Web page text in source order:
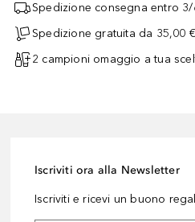
Spedizione consegna entro
Spedizione gratuita da 35,00 €
2 campioni omaggio a tua
Iscriviti ora alla Newsletter
Iscriviti e ricevi un buono